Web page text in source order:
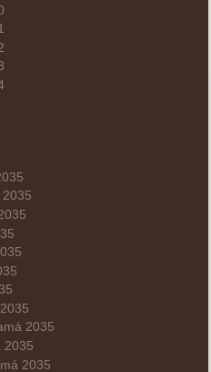
2035
2035
2035